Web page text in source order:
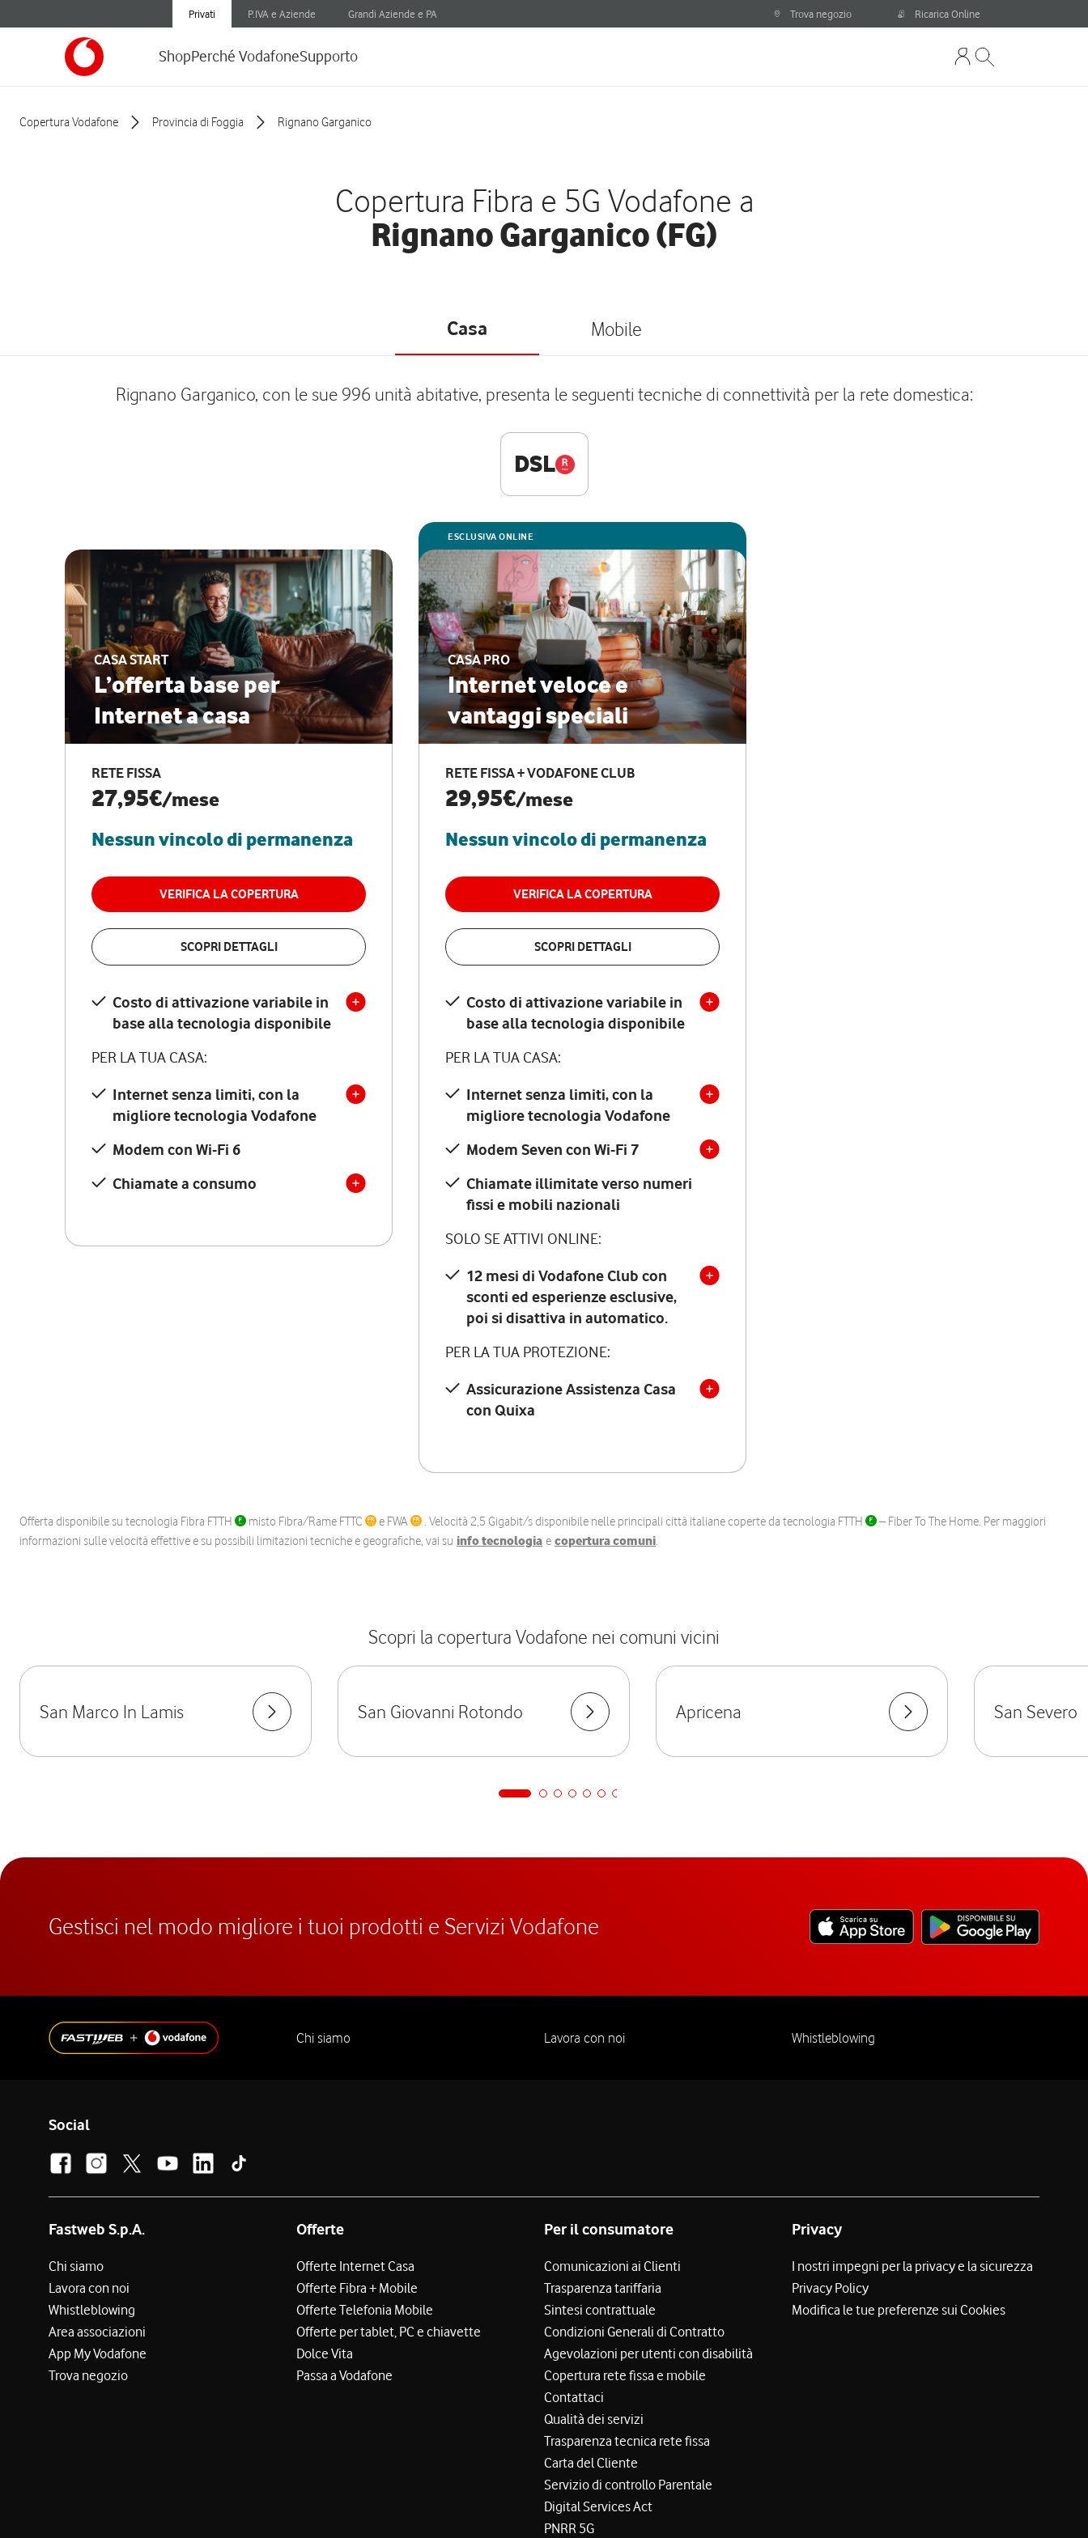
Privati P.IVA e Aziende Grandi Aziende e PA Trova negozio Ricarica Online
ShopPerché VodafoneSupporto
Copertura Vodafone Provincia di Foggia Rignano Garganico
Copertura Fibra e 5G Vodafone a
Rignano Garganico (FG)
Casa Mobile
Rignano Garganico, con le sue 996 unità abitative, presenta le seguenti tecniche di connettività per la rete domestica:
DSL
CASA START
L’offerta base per
Internet a casa
RETE FISSA
27,95€/mese
Nessun vincolo di permanenza
VERIFICA LA COPERTURA
SCOPRI DETTAGLI
Costo di attivazione variabile in
base alla tecnologia disponibile
PER LA TUA CASA:
Internet senza limiti, con la
migliore tecnologia Vodafone
Modem con Wi-Fi 6
Chiamate a consumo
ESCLUSIVA ONLINE
CASA PRO
Internet veloce e
vantaggi speciali
RETE FISSA + VODAFONE CLUB
29,95€/mese
Nessun vincolo di permanenza
VERIFICA LA COPERTURA
SCOPRI DETTAGLI
Costo di attivazione variabile in
base alla tecnologia disponibile
PER LA TUA CASA:
Internet senza limiti, con la
migliore tecnologia Vodafone
Modem Seven con Wi-Fi 7
Chiamate illimitate verso numeri
fissi e mobili nazionali
SOLO SE ATTIVI ONLINE:
12 mesi di Vodafone Club con
sconti ed esperienze esclusive,
poi si disattiva in automatico.
PER LA TUA PROTEZIONE:
Assicurazione Assistenza Casa
con Quixa
Offerta disponibile su tecnologia Fibra FTTH misto Fibra/Rame FTTC e FWA . Velocità 2,5 Gigabit/s disponibile nelle principali città italiane coperte da tecnologia FTTH
– Fiber To The Home. Per maggiori
informazioni sulle velocità effettive e su possibili limitazioni tecniche e geografiche, vai su info tecnologia e copertura comuni.
Scopri la copertura Vodafone nei comuni vicini
San Marco In Lamis San Giovanni Rotondo Apricena San Severo
Gestisci nel modo migliore i tuoi prodotti e Servizi Vodafone
Chi siamo Lavora con noi Whistleblowing
Social
Fastweb S.p.A.
Chi siamo
Lavora con noi
Whistleblowing
Area associazioni
App My Vodafone
Trova negozio
Offerte
Offerte Internet Casa
Offerte Fibra + Mobile
Offerte Telefonia Mobile
Offerte per tablet, PC e chiavette
Dolce Vita
Passa a Vodafone
Per il consumatore
Comunicazioni ai Clienti
Trasparenza tariffaria
Sintesi contrattuale
Condizioni Generali di Contratto
Agevolazioni per utenti con disabilità
Copertura rete fissa e mobile
Contattaci
Qualità dei servizi
Trasparenza tecnica rete fissa
Carta del Cliente
Servizio di controllo Parentale
Digital Services Act
PNRR 5G
Privacy
I nostri impegni per la privacy e la sicurezza
Privacy Policy
Modifica le tue preferenze sui Cookies